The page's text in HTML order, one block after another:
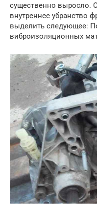
существенно выросло.
внутреннее убранство
выделить следующее:
виброизоляционных